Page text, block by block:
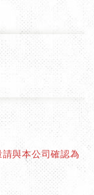
與本公司確認為